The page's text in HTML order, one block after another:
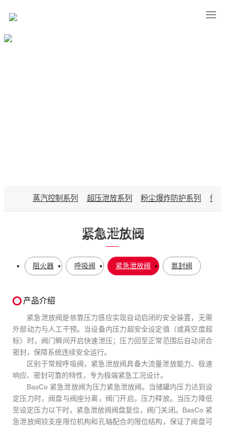
PRODUCTS
B体育
首页 -B体育 -蒸汽控制系列
蒸汽控制系列 超压泄放系列 粉尘爆炸防护系列 储
紧急泄放阀
阻火器 呼吸阀 紧急泄放阀 氮封阀
产品介绍
紧急泄放阀是依靠压力感应实现自动启闭的安全装置，无需
外部动力与人工干预。当设备内压力超安全设定值（或真空度超
标）时，阀门瞬间开启快速泄压；压力回至正常范围后自动闭合
密封，保障系统连续安全运行。
区别于常规呼吸阀，紧急泄放阀具备大流量泄放能力、极速
响应、密封可靠的特性，专为极端紧急工况设计。
BasCo 紧急泄放阀为压力紧急泄放阀。当储罐内压力达到设
定压力时，阀盘与阀座分离，阀门开启，压力释放。当压力降低
至设定压力以下时，紧急泄放阀阀盘复位，阀门关闭。BasCo 紧
急泄放阀铰支座限位机构和孔轴配合的限位结构，保证了阀盘可